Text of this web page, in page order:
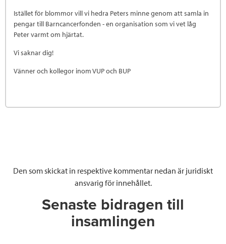
Istället för blommor vill vi hedra Peters minne genom att samla in
pengar till Barncancerfonden - en organisation som vi vet låg
Peter varmt om hjärtat.
Vi saknar dig!
Vänner och kollegor inom VUP och BUP
Den som skickat in respektive kommentar nedan är juridiskt
ansvarig för innehållet.
Senaste bidragen till
insamlingen